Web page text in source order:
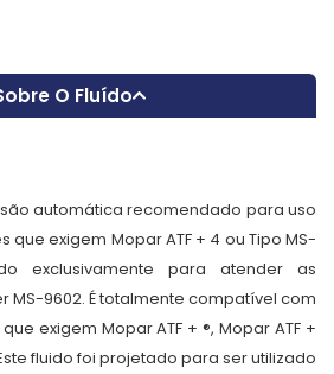
O Fluído
automática recomendado para uso
exigem Mopar ATF + 4 ou Tipo MS-
exclusivamente para atender as
MS-9602. É totalmente compatível com
exigem Mopar ATF + ®, Mopar ATF +
fluido foi projetado para ser utilizado